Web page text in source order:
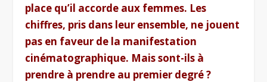
place qu’il accorde aux femmes. Les
chiffres, pris dans leur ensemble, ne jouent
pas en faveur de la manifestation
cinématographique. Mais sont-ils à
prendre à prendre au premier degré ?